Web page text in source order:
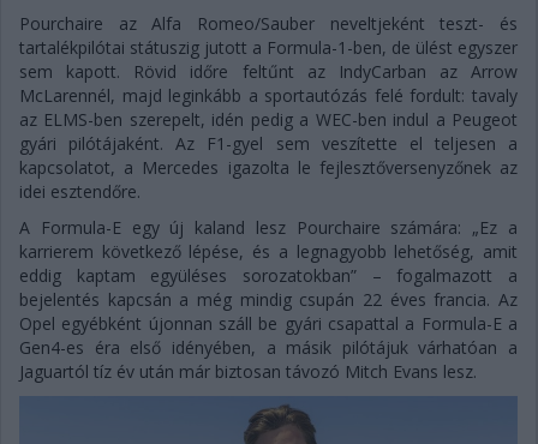
Pourchaire az Alfa Romeo/Sauber neveltjeként teszt- és
tartalékpilótai státuszig jutott a Formula-1-ben, de ülést egyszer
sem kapott. Rövid időre feltűnt az IndyCarban az Arrow
McLarennél, majd leginkább a sportautózás felé fordult: tavaly
az ELMS-ben szerepelt, idén pedig a WEC-ben indul a Peugeot
gyári pilótájaként. Az F1-gyel sem veszítette el teljesen a
kapcsolatot, a Mercedes igazolta le fejlesztőversenyzőnek az
idei esztendőre.
A Formula-E egy új kaland lesz Pourchaire számára: „Ez a
karrierem következő lépése, és a legnagyobb lehetőség, amit
eddig kaptam együléses sorozatokban” – fogalmazott a
bejelentés kapcsán a még mindig csupán 22 éves francia. Az
Opel egyébként újonnan száll be gyári csapattal a Formula-E a
Gen4-es éra első idényében, a másik pilótájuk várhatóan a
Jaguartól tíz év után már biztosan távozó Mitch Evans lesz.